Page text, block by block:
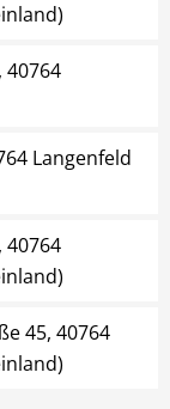
Langenfeld
45, 40764